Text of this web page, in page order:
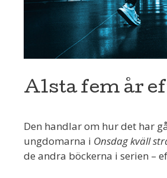
Alsta fem år
Den handlar om hur det har
ungdomarna i Onsdag kväll
de andra böckerna i serien –